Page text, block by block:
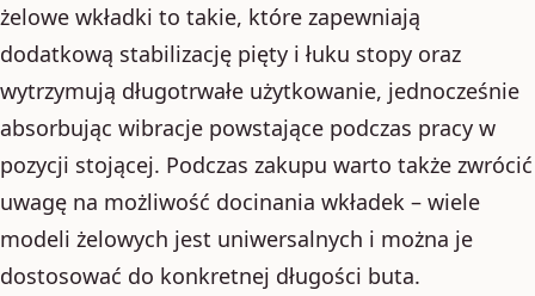
żelowe wkładki to takie, które zapewniają
dodatkową stabilizację pięty i łuku stopy oraz
wytrzymują długotrwałe użytkowanie, jednocześnie
absorbując wibracje powstające podczas pracy w
pozycji stojącej. Podczas zakupu warto także zwrócić
uwagę na możliwość docinania wkładek – wiele
modeli żelowych jest uniwersalnych i można je
dostosować do konkretnej długości buta.